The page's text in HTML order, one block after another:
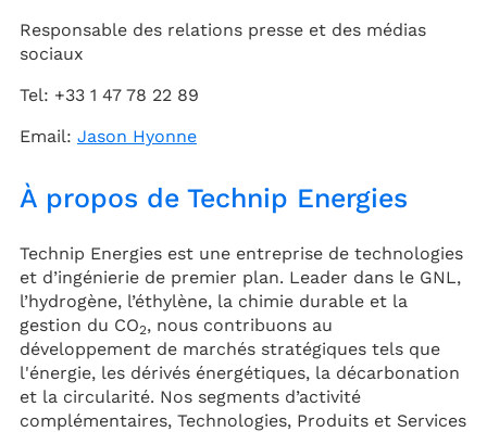
Responsable des relations presse et des médias
sociaux
Tel: +33 1 47 78 22 89
Email: Jason Hyonne
À propos de Technip Energies
Technip Energies est une entreprise de technologies
et d’ingénierie de premier plan. Leader dans le GNL,
l’hydrogène, l’éthylène, la chimie durable et la
gestion du CO2, nous contribuons au
développement de marchés stratégiques tels que
l'énergie, les dérivés énergétiques, la décarbonation
et la circularité. Nos segments d’activité
complémentaires, Technologies, Produits et Services